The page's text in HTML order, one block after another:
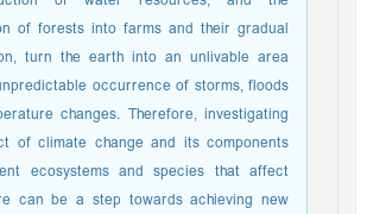
of forests into farms and their gradual
turn the earth into an unlivable area
occurrence of storms, floods
changes. Therefore, investigating
of climate change and its components
ecosystems and species that affect
can be a step towards achieving new